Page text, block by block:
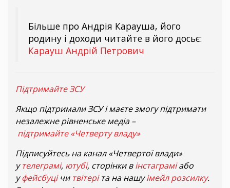
Більше про Андрія Карауша, його
родину і доходи читайте в його досьє:
Карауш Андрій Петрович
Підтримайте ЗСУ
Якщо підтримали ЗСУ і маєте змогу підтримати
незалежне рівненське медіа –
підтримайте «Четверту владу»
Підписуйтесь на канал «Четвертої влади»
утелеграмі, ютубі, сторінки вінстаграміабо
уфейсбуцічи твітеріта на нашуімейл розсилку.